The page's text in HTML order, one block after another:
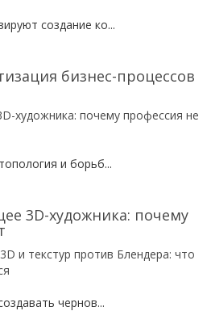
создание ко...
бизнес-процессов
и борьб...
3D-художника: почему
чернов...